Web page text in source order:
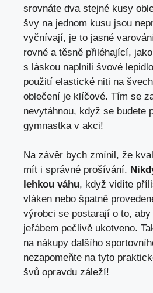
srovnáte dva stejné kusy
švy na jednom kusu jsou
vyčnívají, je to jasné
rovné a těsně přiléhající,
s láskou naplnili švové
použití elastické niti na
oblečení je klíčové. Tím se
nevytáhnou, když se budete
gymnastka v akci!
Na závěr bych zmínil, že
mít i správné prošívání.
lehkou váhu, když vidíte
vláken nebo špatně
výrobci se postarají o to,
jeřábem pečlivě ukotveno.
na nákupy dalšího
nezapomeňte na tyto
švů opravdu záleží!